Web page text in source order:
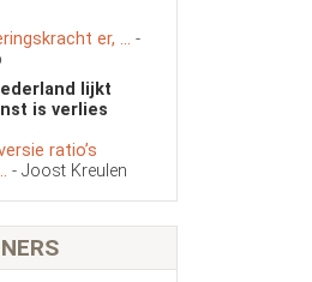
er, ... -
lijkt
is verlies
ratio’s
- Joost Kreulen